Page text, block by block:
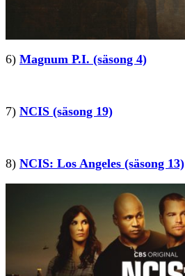
6) Magnum P.I. (säsong 4)
7) NCIS (säsong 19)
8) NCIS: Los Angeles (säsong 13)